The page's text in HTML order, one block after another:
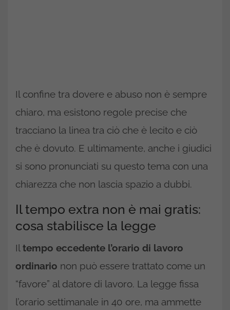
Il confine tra dovere e abuso non è sempre
chiaro, ma esistono regole precise che
tracciano la linea tra ciò che è lecito e ciò
che è dovuto. E ultimamente, anche i giudici
si sono pronunciati su questo tema con una
chiarezza che non lascia spazio a dubbi.
Il tempo extra non è mai gratis:
cosa stabilisce la legge
Il tempo eccedente l’orario di lavoro
ordinario non può essere trattato come un
“favore” al datore di lavoro. La legge fissa
l’orario settimanale in 40 ore, ma ammette